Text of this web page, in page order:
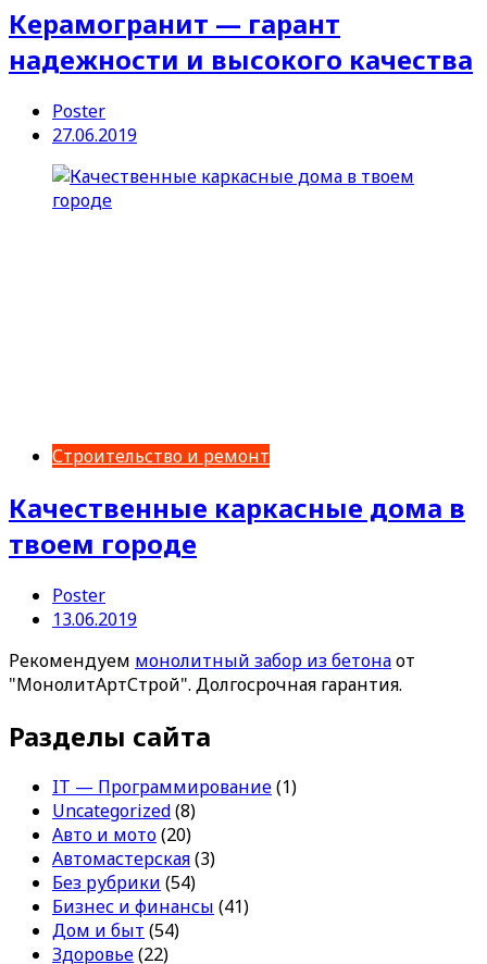
Керамогранит — гарант
надежности и высокого качества
Poster
27.06.2019
Строительство и ремонт
Качественные каркасные дома в
твоем городе
Poster
13.06.2019
Рекомендуем монолитный забор из бетонаот
"МонолитАртСтрой". Долгосрочная гарантия.
Разделы сайта
IT — Программирование(1)
Uncategorized(8)
Авто и мото(20)
Автомастерская(3)
Без рубрики (54)
Бизнес и финансы (41)
Дом и быт (54)
Здоровье(22)